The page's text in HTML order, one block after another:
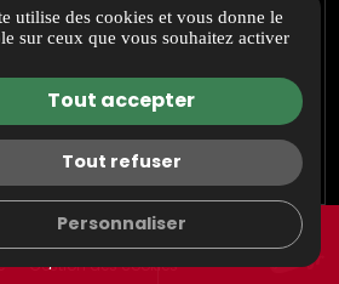
mail
Maurice Flandin
69003 Lyon
04 30 30 33 21
ITINÉRAIRE
Mentions légales
Gestion des cookies
utilise des cookies et vous donne le
sur ceux que vous souhaitez activer
Tout accepter
Tout refuser
Personnaliser